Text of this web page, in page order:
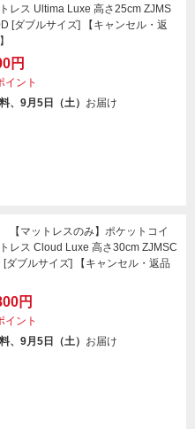
レス Ultima Luxe 高さ25cm ZJMS
[ダブルサイズ] 【キャンセル・返
円
イント
、9月5日（土） お届け
【マットレスのみ】ポケットコイ
レス Cloud Luxe 高さ30cm ZJMSC
[ダブルサイズ] 【キャンセル・返品
円
イント
、9月5日（土） お届け